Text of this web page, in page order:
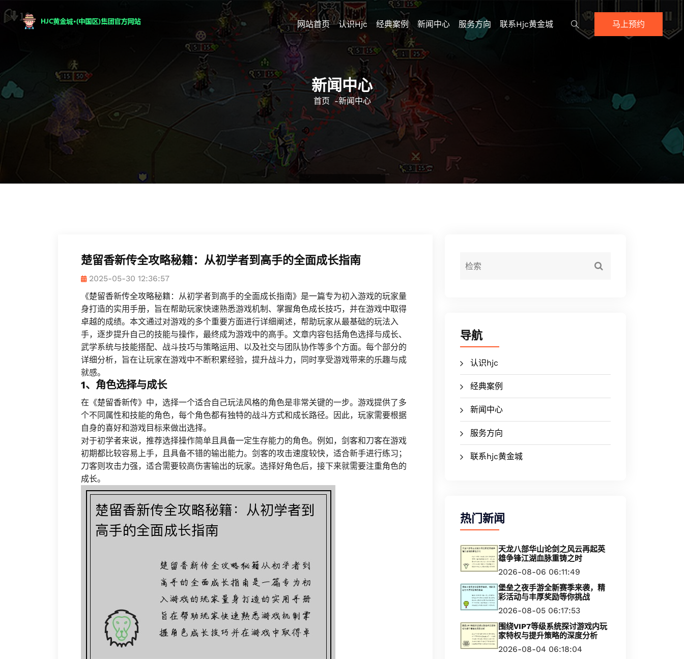
网站首页 认识hjc 经典案例 新闻中心 服务方向 联系hjc黄金城 马上预约
新闻中心
首页 -新闻中心
楚留香新传全攻略秘籍：从初学者到高手的全面成长指南
2025-05-30 12:36:57
《楚留香新传全攻略秘籍：从初学者到高手的全面成长指南》是一篇专为初入游戏的玩家量
身打造的实用手册，旨在帮助玩家快速熟悉游戏机制、掌握角色成长技巧，并在游戏中取得
卓越的成绩。本文通过对游戏的多个重要方面进行详细阐述，帮助玩家从最基础的玩法入
手，逐步提升自己的技能与操作，最终成为游戏中的高手。文章内容包括角色选择与成长、
武学系统与技能搭配、战斗技巧与策略运用、以及社交与团队协作等多个方面。每个部分的
详细分析，旨在让玩家在游戏中不断积累经验，提升战斗力，同时享受游戏带来的乐趣与成
就感。
1、角色选择与成长
在《楚留香新传》中，选择一个适合自己玩法风格的角色是非常关键的一步。游戏提供了多
个不同属性和技能的角色，每个角色都有独特的战斗方式和成长路径。因此，玩家需要根据
自身的喜好和游戏目标来做出选择。
对于初学者来说，推荐选择操作简单且具备一定生存能力的角色。例如，剑客和刀客在游戏
初期都比较容易上手，且具备不错的输出能力。剑客的攻击速度较快，适合新手进行练习；
刀客则攻击力强，适合需要较高伤害输出的玩家。选择好角色后，接下来就需要注重角色的
成长。
导航
认识hjc
经典案例
新闻中心
服务方向
联系hjc黄金城
热门新闻
天龙八部华山论剑之风云再起英
雄争锋江湖血脉重铸之时
2026-08-06 06:11:49
堡垒之夜手游全新赛季来袭，精
彩活动与丰厚奖励等你挑战
2026-08-05 06:17:53
围绕VIP7等级系统探讨游戏内玩
家特权与提升策略的深度分析
2026-08-04 06:18:04